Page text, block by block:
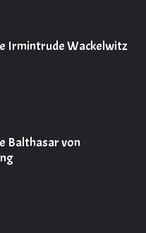
Irmintrude Wackelwitz
Balthasar von